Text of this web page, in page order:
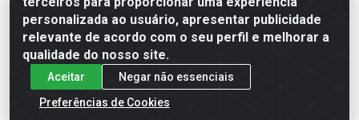
personalizada ao usuário, apresentar publicidade
relevante de acordo com o seu perfil e melhorar a
qualidade do nosso site.
Aceitar
Negar não essenciais
Preferências de Cookies